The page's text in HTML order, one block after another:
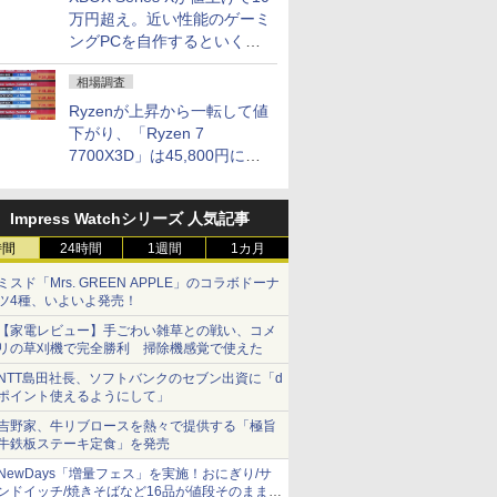
万円超え。近い性能のゲーミ
ングPCを自作するといくら
になる？
相場調査
Ryzenが上昇から一転して値
下がり、「Ryzen 7
7700X3D」は45,800円に急
との価格逆転解消 [8月前半の
CPU価格]
Impress Watchシリーズ 人気記事
24時間 1週間 1カ月
スド「Mrs. GREEN APPLE」のコラボドーナ
4種、いよいよ発売！
家電レビュー】手ごわい雑草との戦い、コメ
の草刈機で完全勝利 掃除機感覚で使えた
島田社長、ソフトバンクのセブン出資に「d
イント使えるようにして」
野家、牛リブロースを熱々で提供する「極旨
鉄板ステーキ定食」を発売
「増量フェス」を実施！おにぎり/サ
ドイッチ/焼きそばなど16品が値段そのままで